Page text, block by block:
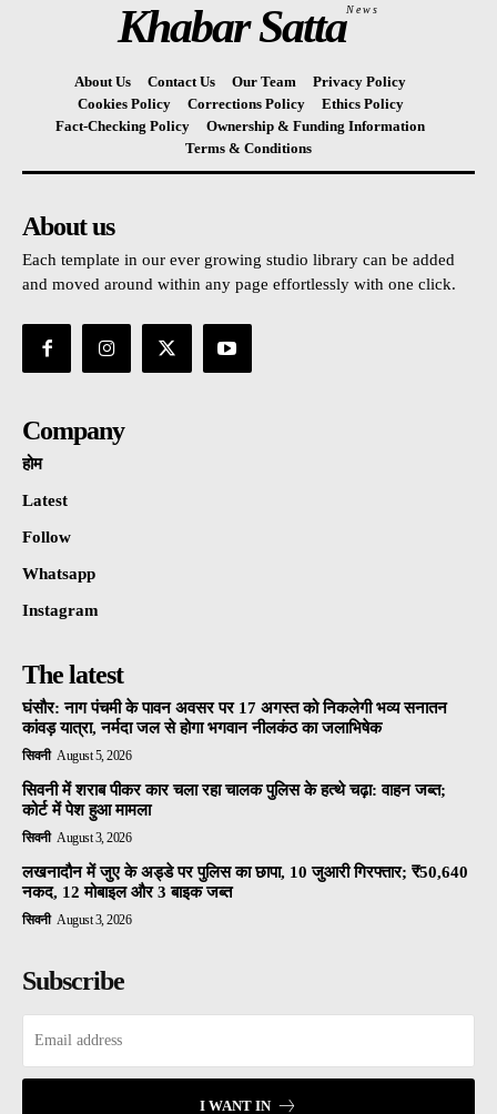
Khabar SattaNews
About Us Contact Us Our Team
Privacy Policy
Cookies Policy
Corrections Policy
Ethics Policy
Fact-Checking Policy
Ownership & Funding Information
Terms & Conditions
About us
Each template in our ever growing studio library can be added
and moved around within any page effortlessly with one click.
Company
होम
Latest
Follow
Whatsapp
Instagram
The latest
घंसौर: नाग पंचमी के पावन अवसर पर 17 अगस्त को निकलेगी भव्य सनातन
कांवड़ यात्रा, नर्मदा जल से होगा भगवान नीलकंठ का जलाभिषेक
सिवनी August 5, 2026
सिवनी में शराब पीकर कार चला रहा चालक पुलिस के हत्थे चढ़ा: वाहन जब्त;
कोर्ट में पेश हुआ मामला
सिवनी August 3, 2026
लखनादौन में जुए के अड्डे पर पुलिस का छापा, 10 जुआरी गिरफ्तार; ₹50,640
नकद, 12 मोबाइल और 3 बाइक जब्त
सिवनी August 3, 2026
Subscribe
I WANT IN